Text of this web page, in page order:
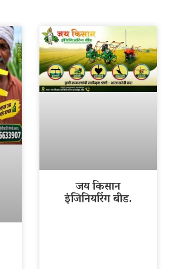
जय किसान
इंजिनियरिंग बीड.